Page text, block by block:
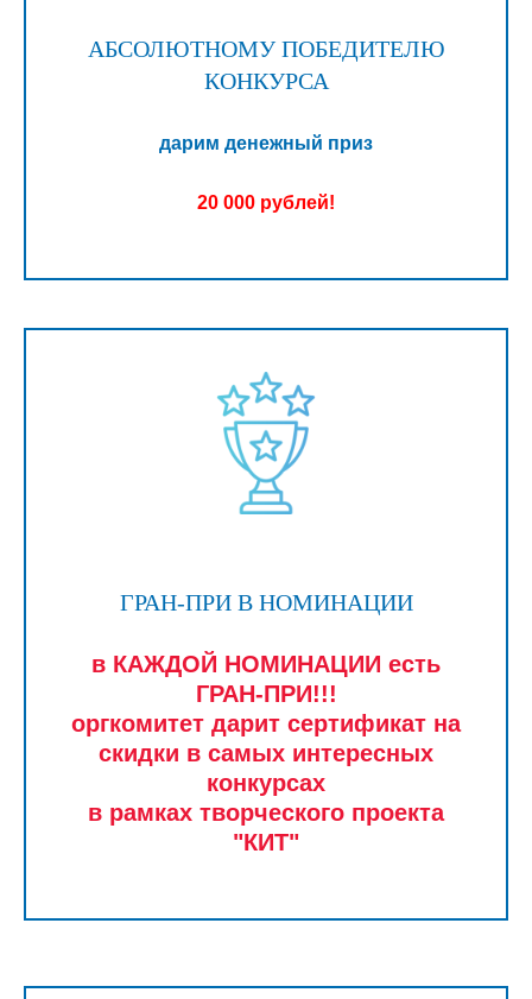
АБСОЛЮТНОМУ ПОБЕДИТЕЛЮ
КОНКУРСА
дарим денежный приз
20 000 рублей!
ГРАН-ПРИ В НОМИНАЦИИ
в КАЖДОЙ НОМИНАЦИИ есть
ГРАН-ПРИ!!!
оргкомитет дарит сертификат на
скидки в самых интересных
конкурсах
в рамках творческого проекта
"КИТ"